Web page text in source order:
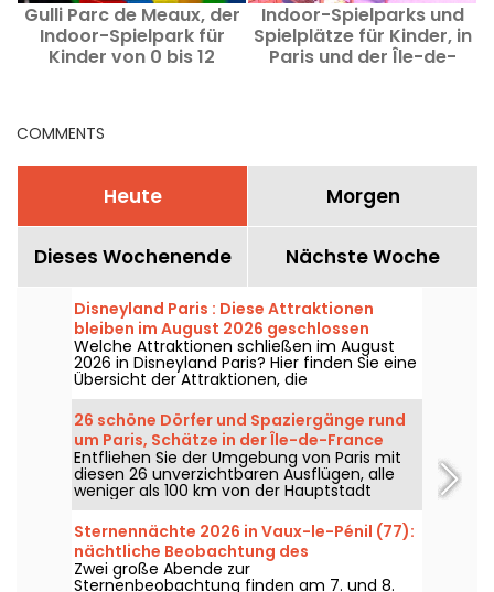
Gulli Parc de Meaux, der
Indoor-Spielpark für
Kinder von 0 bis 12
Indoor-Spielparks und
Spielplätze für Kinder, in
Paris und der Île-de-
COMMENTS
Heute Morgen
Dieses Wochenende Nächste Woche
Disneyland Paris : Diese Attraktionen
bleiben im August 2026 geschlossen
Welche Attraktionen schließen im August
2026 in Disneyland Paris? Hier finden Sie eine
Übersicht der Attraktionen, die
vorübergehend wegen Wartungsarbeiten
oder Renovierung nicht zugänglich sind –
eine hilfreiche Orientierung, um Ihren
Besuch in den Disney-Parks vorzubereiten.
26 schöne Dörfer und Spaziergänge rund
um Paris, Schätze in der Île-de-France
Entfliehen Sie der Umgebung von Paris mit
diesen 26 unverzichtbaren Ausflügen, alle
weniger als 100 km von der Hauptstadt
entfernt.
Sternennächte 2026 in Vaux-le-Pénil (77):
nächtliche Beobachtung des
Sommerhimmels
Zwei große Abende zur
Sternenbeobachtung finden am 7. und 8.